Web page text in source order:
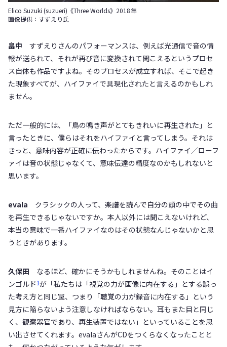
Elico Suzuki (suzueri)《Three Worlds》2018年
画像提供：すずえり氏
畠中 すずえりさんのパフォーマンスは、例えば光通信で音の情
報が送られて、それが再び音に変換されて聞こえるというプロセ
ス自体も作品ですよね。そのプロセスが成立すれば、そこで起き
た現象すべてが、ハイファイで具現化されたと言えるのかもしれ
ません。
ただ一般的には、「鳥の鳴き声がとてもきれいに再生された」と
言ったときに、僕らはそれをハイファイと言ってしまう。それは
きっと、意味内容が正確に伝わったからです。ハイファイ／ローフ
ァイは音の状態じゃなくて、意味伝達の精度なのかもしれないと
思います。
evala クラシックの人って、楽譜を読んで自分の頭の中でその曲
を再生できるじゃないですか。本人以外には聞こえないけれど、
本当の意味で一番ハイファイなのはその状態なんじゃないかと思
うときがあります。
久保田 なるほど、確かにそうかもしれませんね。そのことはイ
ンゴルド1が「私たちは「視覚の力が画像に内在する」とする誤っ
た考え方と同じ罠、つまり「聴覚の力が録音に内在する」という
見方に陥らないよう注意しなければならない。耳もまた目と同じ
く、観察器官であり、再生装置ではない」といっていることを思
い出させてくれます。evalaさんがCDをつくらなくなったことと